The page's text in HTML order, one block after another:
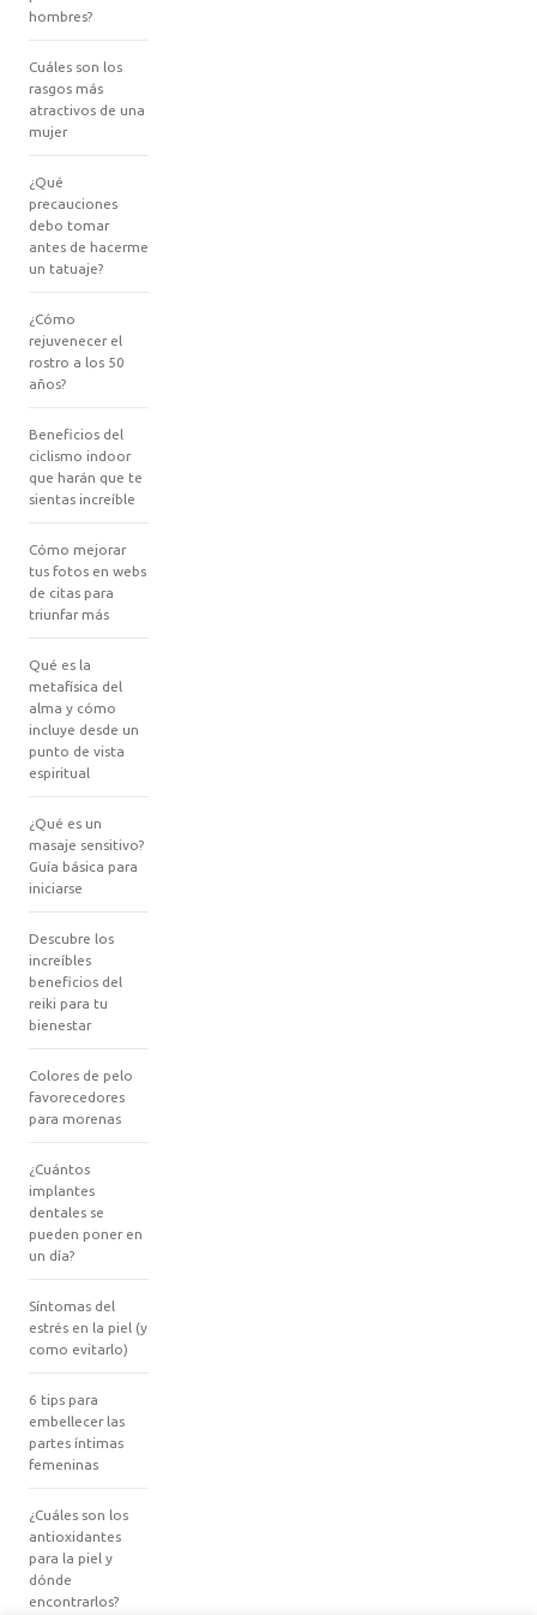
hombres?
Cuáles son los
rasgos más
atractivos de una
mujer
¿Qué
precauciones
debo tomar
antes de hacerme
un tatuaje?
¿Cómo
rejuvenecer el
rostro a los 50
años?
Beneficios del
ciclismo indoor
que harán que te
sientas increíble
Cómo mejorar
tus fotos en webs
de citas para
triunfar más
Qué es la
metafísica del
alma y cómo
incluye desde un
punto de vista
espiritual
¿Qué es un
masaje sensitivo?
Guía básica para
iniciarse
Descubre los
increíbles
beneficios del
reiki para tu
bienestar
Colores de pelo
favorecedores
para morenas
¿Cuántos
implantes
dentales se
pueden poner en
un día?
Síntomas del
estrés en la piel (y
como evitarlo)
6 tips para
embellecer las
partes íntimas
femeninas
¿Cuáles son los
antioxidantes
para la piel y
dónde
encontrarlos?